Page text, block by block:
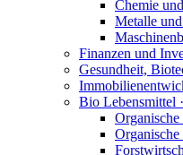
Chemie
Metalle
Finanzen und
Gesundheit,
Bio Lebensmittel